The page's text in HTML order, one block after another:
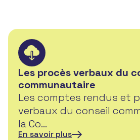
Les procès verbaux du
communautaire
Les comptes rendus et
verbaux du conseil
la Co…
En savoir plus